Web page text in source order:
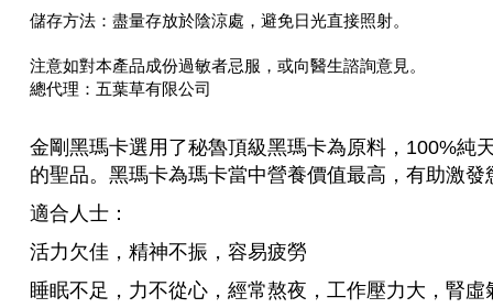
儲存方法：盡量存放於陰涼處，避免日光直接照射。
注意如對本產品成份過敏者忌服，或向醫生諮詢意見。
總代理：五葉草有限公司
金剛黑瑪卡選用了秘魯頂級黑瑪卡為原料，100%純
的聖品。黑瑪卡為瑪卡當中營養價值最高，有助激
適合人士：
活力欠佳，精神不振，容易疲勞
睡眠不足，力不從心，經常熬夜，工作壓力大，腎虛